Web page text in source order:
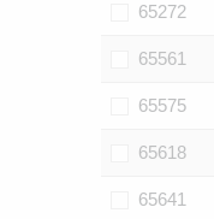
65272
65561
65575
65618
65641